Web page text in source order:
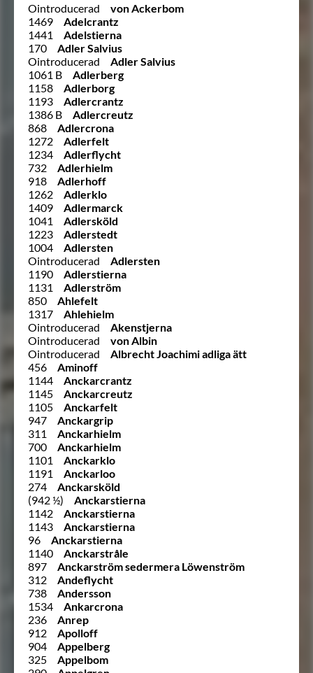
Ointroducerad
von Ackerbom
1469
Adelcrantz
1441
Adelstierna
170
Adler Salvius
Ointroducerad
Adler Salvius
1061 B
Adlerberg
1158
Adlerborg
1193
Adlercrantz
1386 B
Adlercreutz
868
Adlercrona
1272
Adlerfelt
1234
Adlerflycht
732
Adlerhielm
918
Adlerhoff
1262
Adlerklo
1409
Adlermarck
1041
Adlersköld
1223
Adlerstedt
1004
Adlersten
Ointroducerad
Adlersten
1190
Adlerstierna
1131
Adlerström
850
Ahlefelt
1317
Ahlehielm
Ointroducerad
Akenstjerna
Ointroducerad
von Albin
Ointroducerad
Albrecht Joachimi adliga ätt
456
Aminoff
1144
Anckarcrantz
1145
Anckarcreutz
1105
Anckarfelt
947
Anckargrip
311
Anckarhielm
700
Anckarhielm
1101
Anckarklo
1191
Anckarloo
274
Anckarsköld
(942 ½)
Anckarstierna
1142
Anckarstierna
1143
Anckarstierna
96
Anckarstierna
1140
Anckarstråle
897
Anckarström sedermera Löwenström
312
Andeflycht
738
Andersson
1534
Ankarcrona
236
Anrep
912
Apolloff
904
Appelberg
325
Appelbom